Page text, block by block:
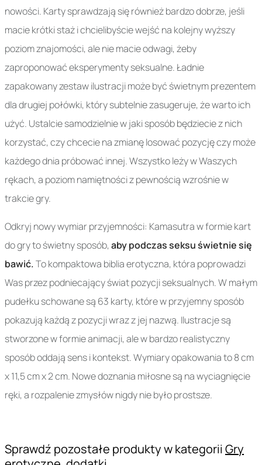
nowości. Karty sprawdzają się również bardzo dobrze, jeśli
macie krótki staż i chcielibyście wejść na kolejny wyższy
poziom znajomości, ale nie macie odwagi, żeby
zaproponować eksperymenty seksualne. Ładnie
zapakowany zestaw ilustracji może być świetnym prezentem
dla drugiej połówki, który subtelnie zasugeruje, że warto ich
użyć. Ustalcie samodzielnie w jaki sposób będziecie z nich
korzystać, czy chcecie na zmianę losować pozycję czy może
każdego dnia próbować innej. Wszystko leży w Waszych
rękach, a poziom namiętności z pewnością wzrośnie w
trakcie gry.
Odkryj nowy wymiar przyjemności: Kamasutra w formie kart
do gry to świetny sposób, aby podczas seksu świetnie się
bawić.To kompaktowa biblia erotyczna, która poprowadzi
Was przez podniecający świat pozycji seksualnych. W małym
pudełku schowane są 63 karty, które w przyjemny sposób
pokazują każdą z pozycji wraz z jej nazwą. Ilustracje są
stworzone w formie animacji, ale w bardzo realistyczny
sposób oddają sens i kontekst. Wymiary opakowania to 8 cm
x 11,5 cm x 2 cm. Nowe doznania miłosne są na wyciagnięcie
ręki, a rozpalenie zmysłów nigdy nie było prostsze.
Sprawdź pozostałe produkty w kategorii Gry